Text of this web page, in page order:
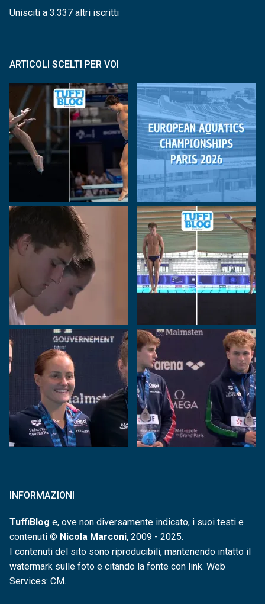
Unisciti a 3.337 altri iscritti
ARTICOLI SCELTI PER VOI
INFORMAZIONI
TuffiBlog e, ove non diversamente indicato, i suoi testi e
contenuti © Nicola Marconi, 2009 - 2025.
I contenuti del sito sono riproducibili, mantenendo intatto il
watermark sulle foto e citando la fonte con link. Web
Services: CM.